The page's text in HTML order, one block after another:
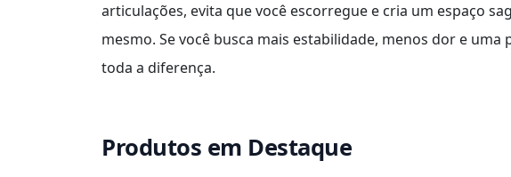
articulações, evita que você escorregue e cria um espaço
mesmo. Se você busca mais estabilidade, menos dor e
toda a diferença.
Produtos em Destaque